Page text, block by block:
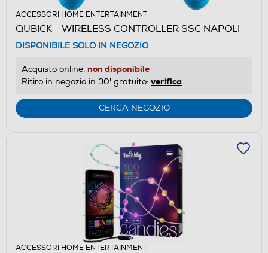
ACCESSORI HOME ENTERTAINMENT
QUBICK - WIRELESS CONTROLLER SSC NAPOLI
DISPONIBILE SOLO IN NEGOZIO
Acquisto online: non disponibile
Ritiro in negozio in 30' gratuito: verifica
CERCA NEGOZIO
ACCESSORI HOME ENTERTAINMENT